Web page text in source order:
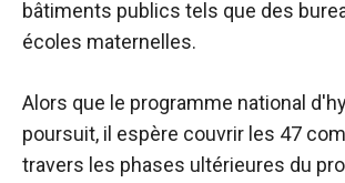
bâtiments publics tels que des
écoles maternelles.
Alors que le programme national
poursuit, il espère couvrir les 47
travers les phases ultérieures du